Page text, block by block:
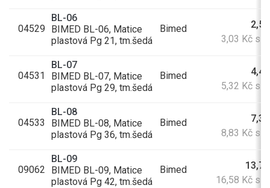
04529
BL-06
BIMED BL-06, Matice
plastová Pg 21, tm.šedá
Bimed
3,03 Kč s
04531
BL-07
BIMED BL-07, Matice
plastová Pg 29, tm.šedá
Bimed
5,32 Kč s
04533
BL-08
BIMED BL-08, Matice
plastová Pg 36, tm.šedá
Bimed
8,83 Kč s
09062
BL-09
BIMED BL-09, Matice
plastová Pg 42, tm.šedá
Bimed
16,58 Kč s